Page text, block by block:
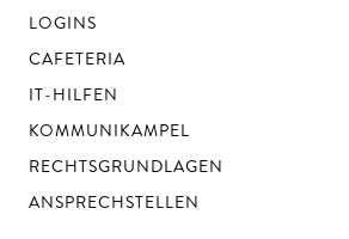
LOGINS
CAFETERIA
IT-HILFEN
KOMMUNIKAMPEL
RECHTSGRUNDLAGEN
ANSPRECHSTELLEN